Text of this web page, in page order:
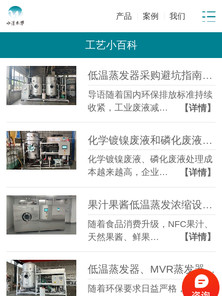
产品 案例 我们
工艺小百科
低温蒸发器采购避坑指南：工业废水蒸发设备选型10大坑
导语随着国内环保排放标准持续
收紧，工业废液减…
【详情】
化学镀镍废液、磷化废液处理成
本越来越高，企业…
【详情】
果汁果酱低温蒸发浓缩设备选型指南：六大核心因素全面解析
随着食品消费升级，NFC果汁、
天然果酱、鲜果…
【详情】
低温蒸发器、MVR蒸发器、三效蒸发器这么多蒸发器，到底该如何选择？
随着环保要求日益严格，越来越